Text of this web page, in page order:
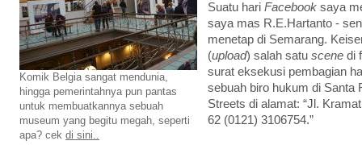
Suatu hari Facebook saya
saya mas R.E.Hartanto -
menetap di Semarang.
(upload) salah satu scene di
surat eksekusi pembagian
sebuah biro hukum di Santa
Streets di alamat: “Jl.
62 (0121) 3106754.”
Komik Belgia sangat mendunia,
hingga pemerintahnya pun pantas
untuk membuatkannya sebuah
museum yang begitu megah, seperti
apa? cek di sini..